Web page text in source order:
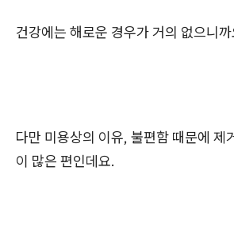
건강에는 해로운 경우가 거의 없으니까
다만 미용상의 이유, 불편함 때문에 제
이 많은 편인데요.